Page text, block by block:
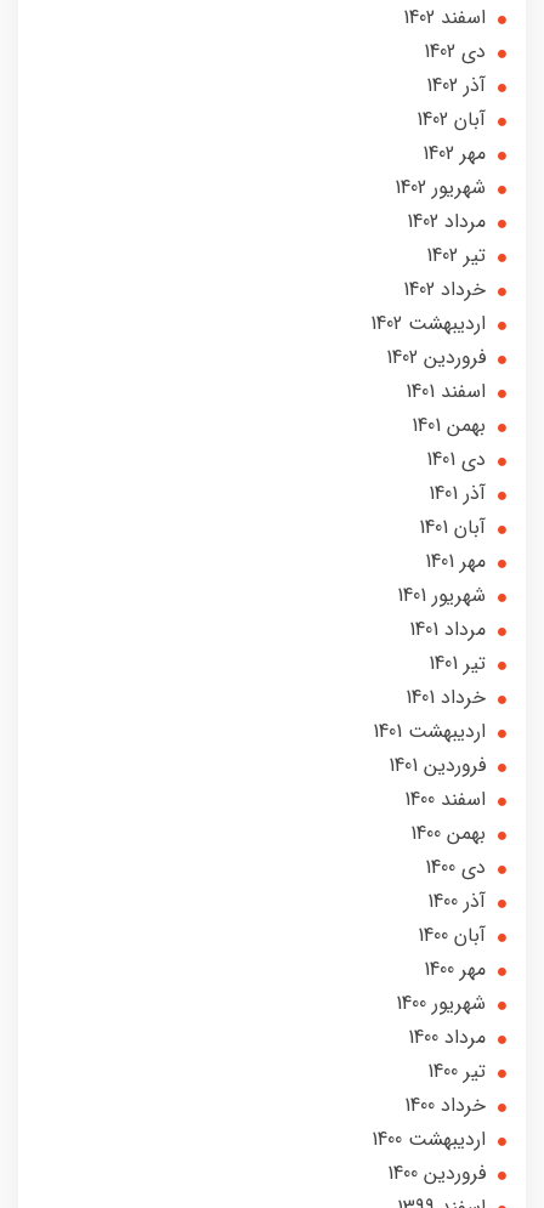
اسفند 1402
دی 1402
آذر 1402
آبان 1402
مهر 1402
شهریور 1402
مرداد 1402
تير 1402
خرداد 1402
ارديبهشت 1402
فروردین 1402
اسفند 1401
بهمن 1401
دی 1401
آذر 1401
آبان 1401
مهر 1401
شهریور 1401
مرداد 1401
تير 1401
خرداد 1401
ارديبهشت 1401
فروردین 1401
اسفند 1400
بهمن 1400
دی 1400
آذر 1400
آبان 1400
مهر 1400
شهریور 1400
مرداد 1400
تير 1400
خرداد 1400
ارديبهشت 1400
فروردین 1400